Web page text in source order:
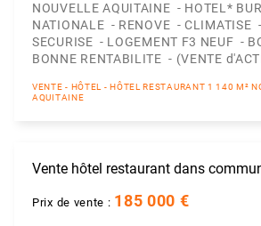
NOUVELLE AQUITAINE - HOTEL*
NATIONALE - RENOVE - CLIMATISE
SECURISE - LOGEMENT F3 NEUF -
BONNE RENTABILITE - (VENTE
VENTE - HÔTEL - HÔTEL RESTAURANT 1 140 M²
AQUITAINE
Vente hôtel restaurant dans
Prix de vente : 185 000 €